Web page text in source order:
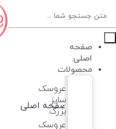
search
صفحه اصلی
صفحه
اصلی
محصولات
عروسک
سایز
بزرگ
عروسک‌